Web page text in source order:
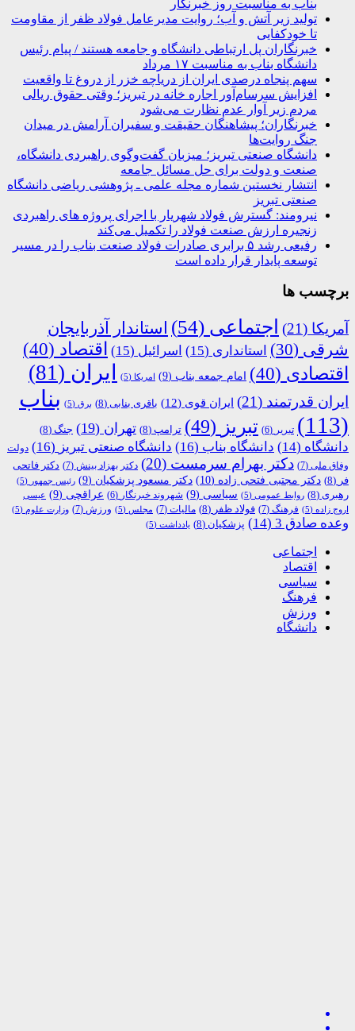
بناب به مناسبت روز خبرنگار
تولید زیر آتش و آب؛ روایت مدیرعامل فولاد ظفر از مقاومت
تا خودکفایی
خبرنگاران پل ارتباطی دانشگاه و جامعه هستند / پیام رئیس
دانشگاه بناب به مناسبت ۱۷ مرداد
سهم پنجاه درصدی ایران از دریاچه خزر از دروغ تا واقعیت
افزایش سرسام‌آور اجاره خانه در تبریز؛ وقتی حقوق ریالی
مردم زیر آوار عدم نظارت می‌شود
خبرنگاران؛ پیشاهنگان حقیقت و سفیران آرامش در میدان
جنگ روایت‌ها
دانشگاه صنعتی تبریز؛ میزبان گفت‌وگوی راهبردی دانشگاه،
صنعت و دولت برای حل مسائل جامعه
انتشار نخستین شماره مجله علمی ـ پژوهشی ریاضی دانشگاه
صنعتی تبریز
نیرومند: گسترش فولاد شهریار با اجرای پروژه های راهبردی
زنجیره ارزش صنعت فولاد را تکمیل می‌کند
رفیعی رشد ۵ برابری صادرات فولاد صنعت بناب را در مسیر
توسعه پایدار قرار داده است
برچسب ها
آمریکا (21) اجتماعی (54)
استاندار آذربایجان
شرقی (30) استانداری (15) اسرائیل (15) اقتصاد (40)
اقتصادی (40) امام جمعه بناب (9) امریکا (5) ایران (81)
ایران قدرتمند (21) ایران قوی (12) باقری بنابی (8) برق (5)
بناب
(113)
تبریر (6) تبریز (49) ترامپ (8) تهران (19) جنگ (8)
دانشگاه (14) دانشگاه بناب (16) دانشگاه صنعتی تبریز (16)
دولت
وفاق ملی (7) دکتر بهرام سرمست (20) دکتر بهزاد بینش (7)
دکتر فاتحی
فر (8) دکتر مجتبی فتحی زاده (10) دکتر مسعود پزشکیان (9) رئیس جمهور (5)
رهبری (8) روابط عمومی (5) سیاسی (9) شهروند خبرنگار (6) عراقچی (9)
عیسی
اروج زاده (5) فرهنگ (7) فولاد ظفر (8) مالیات (7) مجلس (5) ورزش (7) وزارت علوم (5)
وعده صادق 3 (14) پزشکیان (8) یادداشت (5)
اجتماعی
اقتصاد
سیاسی
فرهنگ
ورزش
دانشگاه